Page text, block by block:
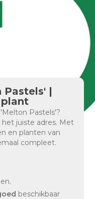
Pastels' |
Pastels'?
juiste adres. Met
en planten van
compleet.
beschikbaar